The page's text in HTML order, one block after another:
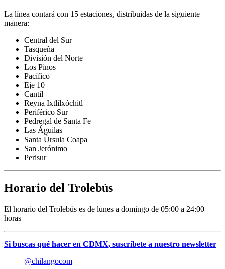
La línea contará con 15 estaciones, distribuidas de la siguiente
manera:
Central del Sur
Tasqueña
División del Norte
Los Pinos
Pacífico
Eje 10
Cantil
Reyna Ixtlilxóchitl
Periférico Sur
Pedregal de Santa Fe
Las Águilas
Santa Úrsula Coapa
San Jerónimo
Perisur
Horario del Trolebús
El horario del Trolebús es de lunes a domingo de 05:00 a 24:00
horas
Si buscas qué hacer en CDMX, suscríbete a nuestro newsletter
@chilangocom